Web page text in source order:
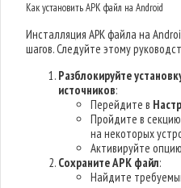
Как установить APK файл на Android
Инсталляция APK файла на
шагов. Следуйте этому
Разблокируйте
источников:
Перейдите в
Пройдите в секцию
на некоторых
Активируйте опцию
Сохраните APK файл:
Найдите